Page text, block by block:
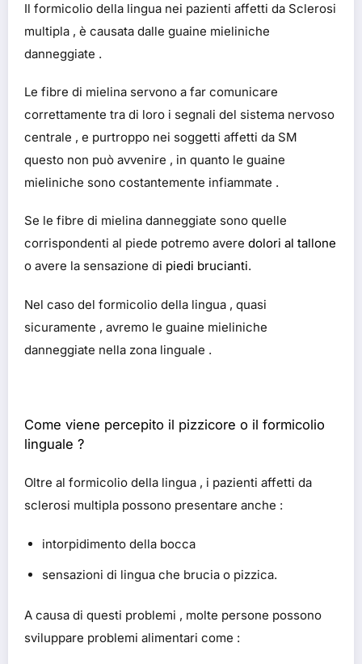
Il formicolio della lingua nei pazienti affetti da Sclerosi
multipla , è causata dalle guaine mieliniche
danneggiate .
Le fibre di mielina servono a far comunicare
correttamente tra di loro i segnali del sistema nervoso
centrale , e purtroppo nei soggetti affetti da SM
questo non può avvenire , in quanto le guaine
mieliniche sono costantemente infiammate .
Se le fibre di mielina danneggiate sono quelle
corrispondenti al piede potremo avere dolori al tallone
o avere la sensazione di piedi brucianti.
Nel caso del formicolio della lingua , quasi
sicuramente , avremo le guaine mieliniche
danneggiate nella zona linguale .
Come viene percepito il pizzicore o il formicolio
linguale ?
Oltre al formicolio della lingua , i pazienti affetti da
sclerosi multipla possono presentare anche :
intorpidimento della bocca
sensazioni di lingua che brucia o pizzica.
A causa di questi problemi , molte persone possono
sviluppare problemi alimentari come :